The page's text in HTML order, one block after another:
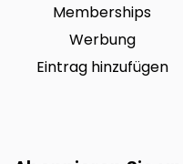
Memberships
Werbung
Eintrag hinzufügen